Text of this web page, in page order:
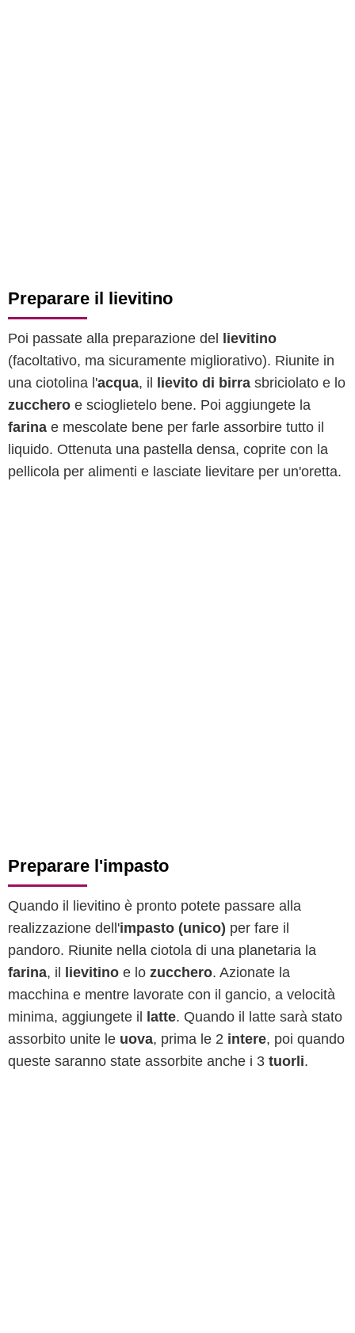
Preparare il lievitino
Poi passate alla preparazione del
lievitino
(facoltativo, ma sicuramente migliorativo). Riunite in
una ciotolina l'acqua, il lievito di birra sbriciolato e lo
zucchero e scioglietelo bene. Poi aggiungete la
farina e mescolate bene per farle assorbire tutto il
liquido. Ottenuta una pastella densa, coprite con la
pellicola per alimenti e lasciate lievitare per un'oretta.
Preparare l'impasto
Quando il lievitino è pronto potete passare alla
realizzazione dell'impasto (unico) per fare il
pandoro. Riunite nella ciotola di una planetaria la
farina, il lievitino e lo zucchero. Azionate la
macchina e mentre lavorate con il gancio, a velocità
minima, aggiungete il
latte. Quando il latte sarà stato
assorbito unite le uova, prima le 2 intere, poi quando
queste saranno state assorbite anche i 3 tuorli.